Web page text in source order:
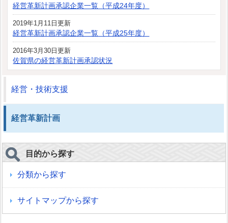
経営革新計画承認企業一覧（平成24年度）
2019年1月11日更新
経営革新計画承認企業一覧（平成25年度）
2016年3月30日更新
佐賀県の経営革新計画承認状況
経営・技術支援
経営革新計画
目的から探す
分類から探す
サイトマップから探す